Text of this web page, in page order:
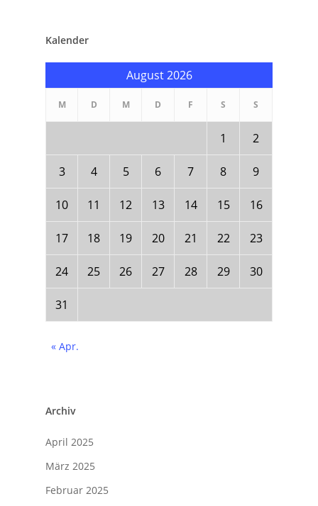
Kalender
August 2026
M D M D F S S
1 2
3 4 5 6 7 8 9
10 11 12 13 14 15 16
17 18 19 20 21 22 23
24 25 26 27 28 29 30
31
« Apr.
Archiv
April 2025
März 2025
Februar 2025